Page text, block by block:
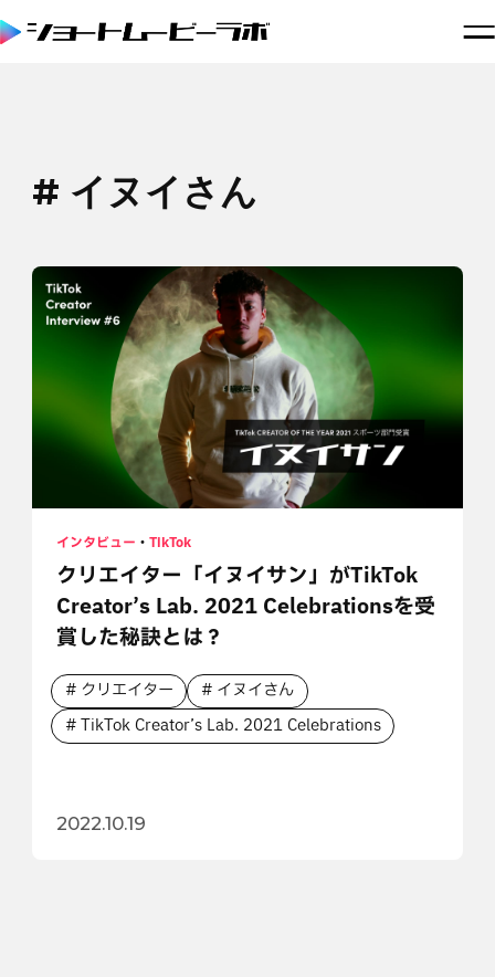
# イヌイさん
インタビュー ・TikTok
クリエイター「イヌイサン」がTikTok
Creator’s Lab. 2021 Celebrationsを受
賞した秘訣とは？
クリエイター
イヌイさん
TikTok Creator’s Lab. 2021 Celebrations
2022.10.19